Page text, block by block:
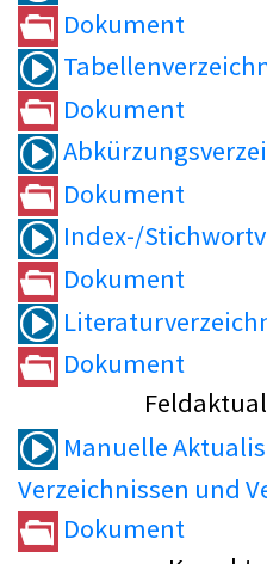
Dokument
Dokument
Dokument
Index-/
Dokument
Dokument
Manuelle
Verzeichnissen und
Dokument